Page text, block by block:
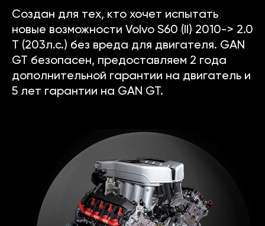
Создан для тех, кто хочет испытать
новые возможности Volvo S60 (II) 2010-> 2.0
T (203л.с.) без вреда для двигателя. GAN
GT безопасен, предоставляем 2 года
дополнительной гарантии на двигатель и
5 лет гарантии на GAN GT.